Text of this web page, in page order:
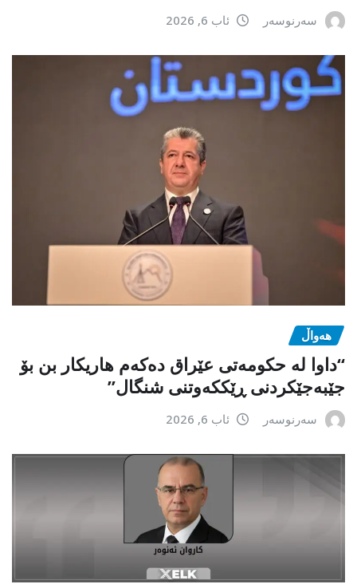
سەرنوسەر ئاب 6, 2026
هەواڵ
“داوا لە حكومەتی عێراق دەكەم هاریكار بن بۆ
جێبەجێكردنی ڕێككەوتنی شنگال”
سەرنوسەر ئاب 6, 2026